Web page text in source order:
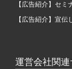
【広告紹介】セ
【広告紹介】宣伝
運営会社関連